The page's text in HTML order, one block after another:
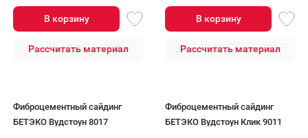
В корзину
Рассчитать материал
В корзину
Рассчитать материал
Фиброцементный сайдинг
БЕТЭКО Вудстоун 8017
Фиброцементный сайдинг
БЕТЭКО Вудстоун Клик 9011